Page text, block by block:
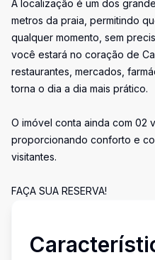
A localização é um dos
metros da praia, permitindo
qualquer momento, sem
você estará no coração de
restaurantes, mercados,
torna o dia a dia mais prático.
O imóvel conta ainda com 02
proporcionando conforto e
visitantes.
FAÇA SUA RESERVA!